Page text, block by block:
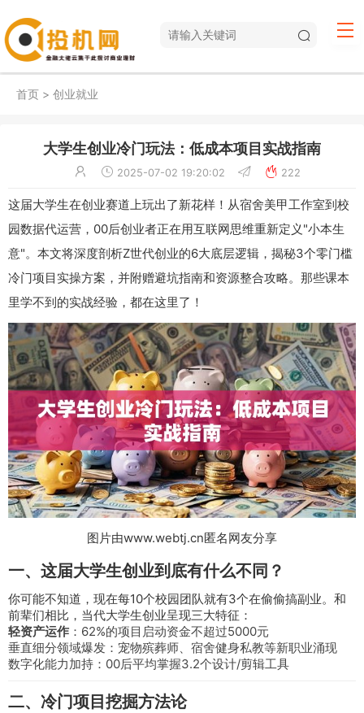
首页 > 创业就业
大学生创业冷门玩法：低成本项目实战指南
2025-07-02 19:20:02 222
这届大学生在创业赛道上玩出了新花样！从宿舍美甲工作室到校
园数据代运营，00后创业者正在用互联网思维重新定义"小本生
意"。本文将深度剖析Z世代创业的6大底层逻辑，揭秘3个零门槛
冷门项目实操方案，并附赠避坑指南和资源整合攻略。那些课本
里学不到的实战经验，都在这里了！
图片由www.webtj.cn匿名网友分享
一、这届大学生创业到底有什么不同？
你可能不知道，现在每10个校园团队就有3个在偷偷搞副业。和
前辈们相比，当代大学生创业呈现三大特征：
轻资产运作 ：62%的项目启动资金不超过5000元
垂直细分领域爆发：宠物殡葬师、宿舍健身私教等新职业涌现
数字化能力加持：00后平均掌握3.2个设计/剪辑工具
二、冷门项目挖掘方法论